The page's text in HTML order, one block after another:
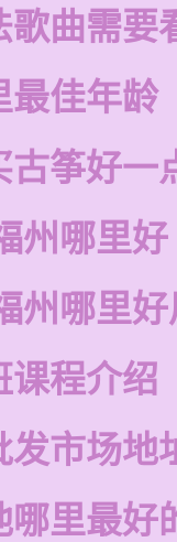
歌曲需要
最佳年龄
古筝好一
州哪里好
州哪里
课程介绍
发市场地
哪里最好